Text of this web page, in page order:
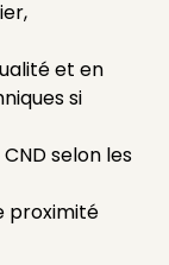
et en
si
selon les
proximité